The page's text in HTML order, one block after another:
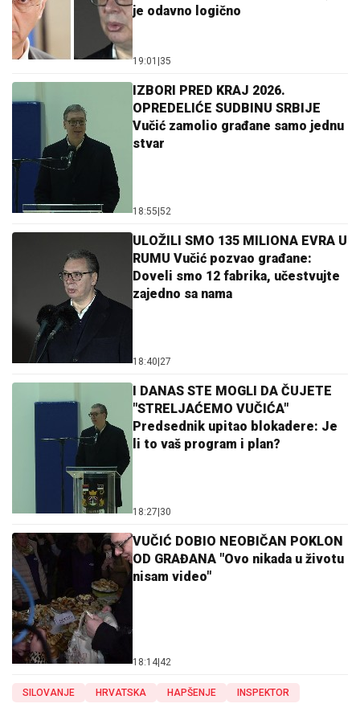
je odavno logično
19:01 35
IZBORI PRED KRAJ 2026.
OPREDELIĆE SUDBINU SRBIJE
Vučić zamolio građane samo jednu
stvar
18:55 52
ULOŽILI SMO 135 MILIONA EVRA U
RUMU Vučić pozvao građane:
Doveli smo 12 fabrika, učestvujte
zajedno sa nama
18:40 27
I DANAS STE MOGLI DA ČUJETE
"STRELJAĆEMO VUČIĆA"
Predsednik upitao blokadere: Je
li to vaš program i plan?
18:27 30
VUČIĆ DOBIO NEOBIČAN POKLON
OD GRAĐANA "Ovo nikada u životu
nisam video"
18:14 42
SILOVANJE HRVATSKA HAPŠENJE INSPEKTOR